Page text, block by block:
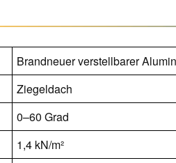
Brandneuer verstellbarer
Ziegeldach
0–60 Grad
1,4 kN/m²